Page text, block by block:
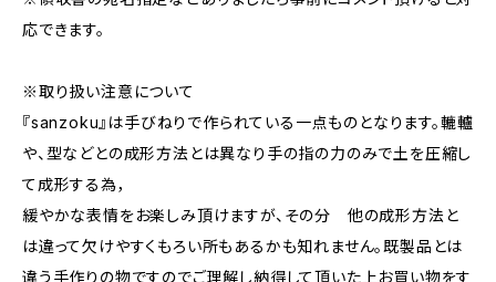
応できます。
※取り扱い注意について
『sanzoku』は手びねりで作られている一点ものとなります。轆轤
や、型などとの成形方法とは異なり手の指の力のみで土を圧縮し
て成形する為，
緩やかな表情をお楽しみ頂けますが、その分 他の成形方法と
は違って欠けやすくもろい所もあるかも知れません。既製品とは
違う手作りの物ですのでご理解し納得して頂いた上お買い物をす